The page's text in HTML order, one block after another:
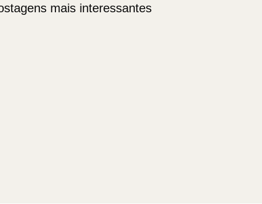
mais interessantes